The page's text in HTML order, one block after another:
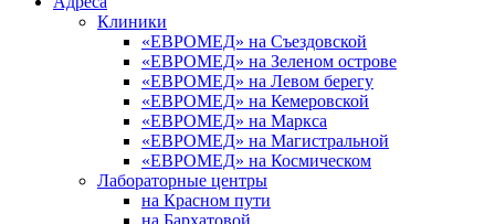
Клиники
«ЕВРОМЕД» на Съездовской
«ЕВРОМЕД» на Зеленом острове
«ЕВРОМЕД» на Левом берегу
«ЕВРОМЕД» на Кемеровской
«ЕВРОМЕД» на Маркса
«ЕВРОМЕД» на Магистральной
«ЕВРОМЕД» на Космическом
Лабораторные центры
на Красном пути
на Бархатовой